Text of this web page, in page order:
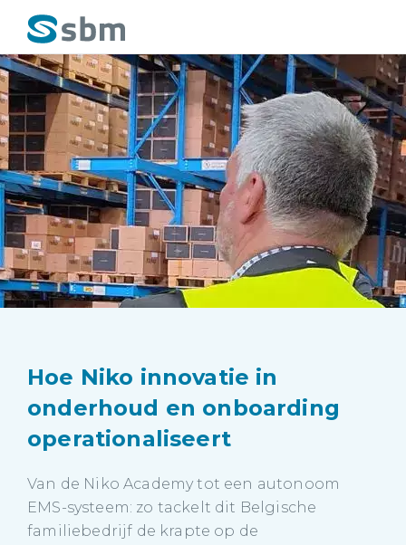
Hoe Niko innovatie in
onderhoud en onboarding
operationaliseert
Van de Niko Academy tot een autonoom
EMS-systeem: zo tackelt dit Belgische
familiebedrijf de krapte op de